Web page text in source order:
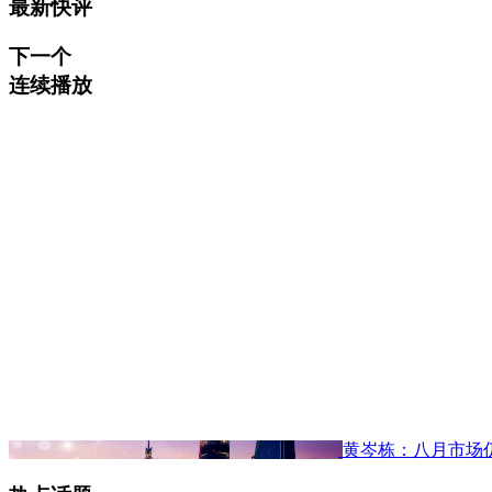
最新快评
下一个
连续播放
黄岑栋：八月市场